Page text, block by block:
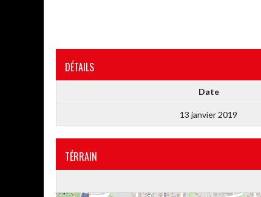
DÉTAILS
Date
13 janvier 2019
TÉRRAIN